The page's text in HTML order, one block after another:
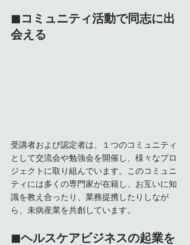
◼︎コミュニティ活動で同志に出
会える
受講者および認定者は、１つのコミュニティ
として交流会や勉強会を開催し、様々なプロ
ジェクトに取り組んでいます。このコミュニ
ティには多くの専門家が在籍し、お互いに知
識を教え合ったり、業務提携したりしなが
ら、未病産業を共創しています。
◼︎ヘルスケアビジネスの起業を